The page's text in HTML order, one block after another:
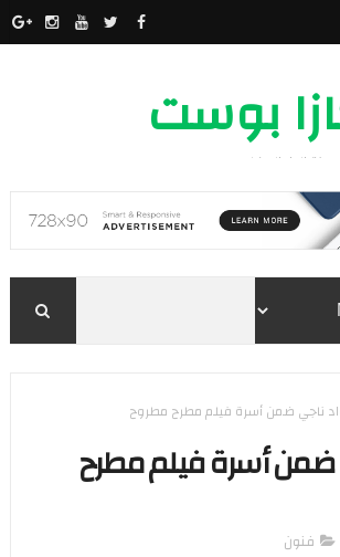
بوست
الدار البيضاء
ناجي ضمن أسرة فيلم مطرح مطروح
ضمن أسرة فيلم مطرح
فنون